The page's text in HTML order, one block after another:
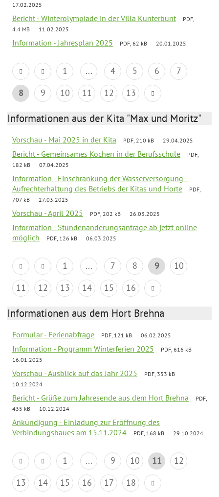
17.02.2025
Bericht - Winterolympiade in der Villa Kunterbunt
PDF,
4.4 MB
11.02.2025
Information - Jahresplan 2025 PDF, 62 kB 20.01.2025
1 ... 4 5 6
7
8
9 10 11 12 13
Informationen aus der Kita "Max und Moritz"
Vorschau - Mai 2025 in der Kita PDF, 210 kB 29.04.2025
Bericht - Gemeinsames Kochen in der Berufsschule
PDF,
182 kB
07.04.2025
Information - Einschränkung der Wasserversorgung -
Aufrechterhaltung des Betriebs der Kitas und Horte
PDF,
707 kB
27.03.2025
Vorschau - April 2025 PDF, 202 kB 26.03.2025
Information - Stundenänderungsanträge ab jetzt online
möglich
PDF, 126 kB 06.03.2025
1 ... 7 8 9
10
11
12 13 14 15 16
Informationen aus dem Hort Brehna
Formular - Ferienabfrage PDF, 121 kB 06.02.2025
Information - Programm Winterferien 2025
PDF, 616 kB
16.01.2025
Vorschau - Ausblick auf das Jahr 2025
PDF, 353 kB
10.12.2024
Bericht - Grüße zum Jahresende aus dem Hort Brehna
PDF,
435 kB
10.12.2024
Ankündigung - Einladung zur Eröffnung des
Verbindungsbaues am 15.11.2024
PDF, 168 kB 29.10.2024
1 ... 9 10 11
12
13
14 15 16 17 18